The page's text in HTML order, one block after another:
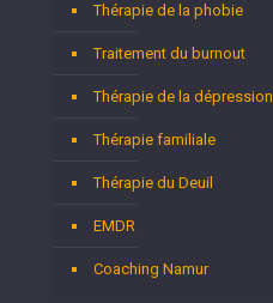
Thérapie de la phobie
Traitement du burnout
Thérapie de la dépression
Thérapie familiale
Thérapie du Deuil
EMDR
Coaching Namur